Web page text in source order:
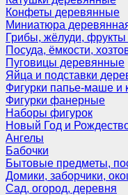
Конфеты деревянные
Миниатюра
Грибы, жёлуди, фрукты
Посуда, ёмкости,
Пуговицы деревянные
Яйца и подставки
Фигурки папье-маше и
Фигурки фанерные
Наборы фигурок
Новый Год и
Ангелы
Бабочки
Бытовые предметы,
Домики, заборчики,
Сад, огород, деревня